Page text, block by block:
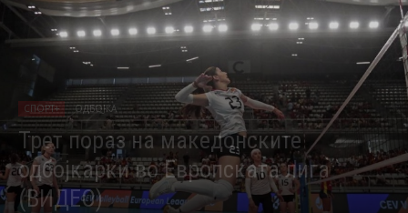
СПОРТ+ ОДБОЈКА
Трет пораз на македонските
одбојкарки во Европската лига
(ВИДЕО)